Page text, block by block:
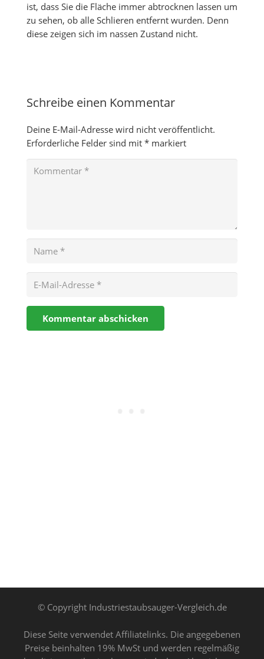
ist, dass Sie die Fläche immer abtrocknen lassen um
zu sehen, ob alle Schlieren entfernt wurden. Denn
diese zeigen sich im nassen Zustand nicht.
Schreibe einen Kommentar
Deine E-Mail-Adresse wird nicht veröffentlicht.
Erforderliche Felder sind mit * markiert
Kommentar abschicken
© Copyright Industriestaubsauger-Vergleich.de
Diese Seite verwendet Affiliatelinks. Die angegebenen
Preise beinhalten 19% MwSt und werden regelmäßig